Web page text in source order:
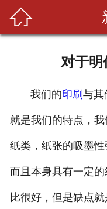

对于明
我们的印刷 与其
就是我们的特点，我
纸类，纸张的吸墨
而且本身具有一定
比很好，但是缺点